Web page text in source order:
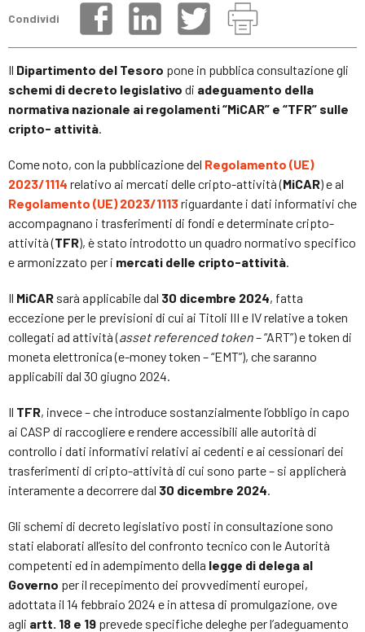
Condividi
Il Dipartimento del Tesoro pone in pubblica consultazione gli
schemi di decreto legislativo di adeguamento della
normativa nazionale ai regolamenti “MiCAR” e “TFR” sulle
cripto- attività.
Come noto, con la pubblicazione del Regolamento (UE)
2023/1114 relativo ai mercati delle cripto-attività (MiCAR) e al
Regolamento (UE) 2023/1113riguardante i dati informativi che
accompagnano i trasferimenti di fondi e determinate cripto-
attività (TFR), è stato introdotto un quadro normativo specifico
e armonizzato per i mercati delle cripto-attività.
Il MiCAR sarà applicabile dal 30 dicembre 2024, fatta
eccezione per le previsioni di cui ai Titoli III e IV relative a token
collegati ad attività (asset referenced token– “ART”) e token di
moneta elettronica (e-money token – “EMT”), che saranno
applicabili dal 30 giugno 2024.
Il TFR, invece – che introduce sostanzialmente l’obbligo in capo
ai CASP di raccogliere e rendere accessibili alle autorità di
controllo i dati informativi relativi ai cedenti e ai cessionari dei
trasferimenti di cripto-attività di cui sono parte – si applicherà
interamente a decorrere dal 30 dicembre 2024.
Gli schemi di decreto legislativo posti in consultazione sono
stati elaborati all’esito del confronto tecnico con le Autorità
competenti ed in adempimento della legge di delega al
Governo per il recepimento dei provvedimenti europei,
adottata il 14 febbraio 2024 e in attesa di promulgazione, ove
agli artt. 18 e 19 prevede specifiche deleghe per l’adeguamento